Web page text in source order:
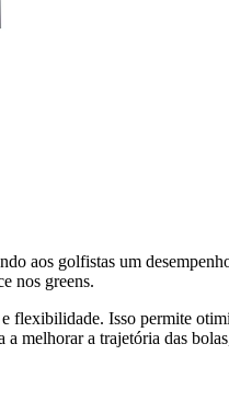
aos golfistas um
nos greens.
flexibilidade. Isso permite
melhorar a trajetória das